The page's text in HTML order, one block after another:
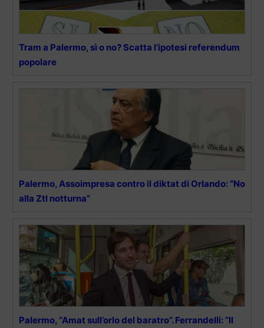
Tram a Palermo, sì o no? Scatta l’ipotesi referendum
popolare
Palermo, Assoimpresa contro il diktat di Orlando: “No
alla Ztl notturna”
Palermo, “Amat sull’orlo del baratro”. Ferrandelli: “Il